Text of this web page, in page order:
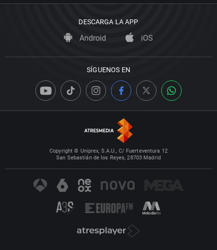
DESCARGA LA APP
Android iOS
SÍGUENOS EN
Copyright © Uniprex, S.A.U., C/ Fuerteventura 12
San Sebastián de los Reyes, 28703 Madrid